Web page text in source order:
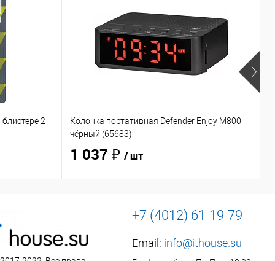
2
Колонка портативная Defender Enjoy M800
чёрный (65683)
1 037 ₽ / шт
+7 (4012) 61-19-79
Email: info@ithouse.su